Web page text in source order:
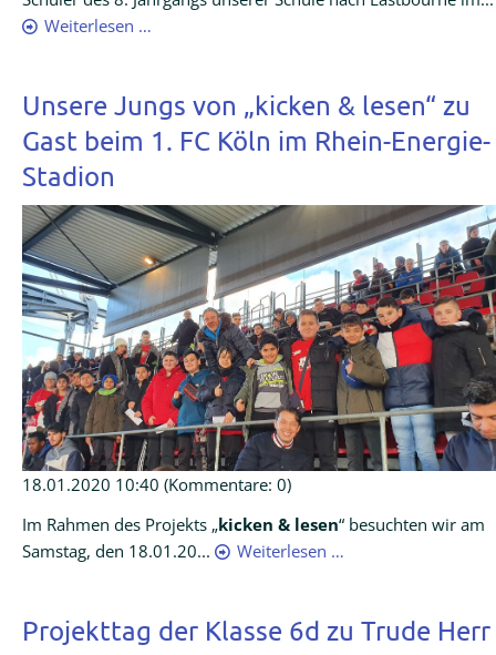
Weiterlesen …
Unsere Jungs von „kicken & lesen“ zu
Gast beim 1. FC Köln im Rhein-Energie-
Stadion
18.01.2020 10:40 (Kommentare: 0)
Im Rahmen des Projekts „kicken & lesen“ besuchten wir am
Samstag, den 18.01.20...
Weiterlesen …
Projekttag der Klasse 6d zu Trude Herr